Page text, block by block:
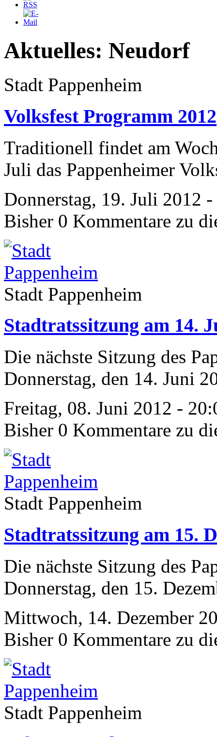
Aktuelles: Neudorf
Stadt Pappenheim
Volksfest Programm 2012
Traditionell findet am
Juli das Pappenheimer
Donnerstag, 19. Juli 2012
Bisher 0 Kommentare zu
Stadt Pappenheim
Stadtratssitzung am 14.
Die nächste Sitzung des
Donnerstag, den 14. Juni
Freitag, 08. Juni 2012 -
Bisher 0 Kommentare zu
Stadt Pappenheim
Stadtratssitzung am 15.
Die nächste Sitzung des
Donnerstag, den 15.
Mittwoch, 14. Dezember
Bisher 0 Kommentare zu
Stadt Pappenheim